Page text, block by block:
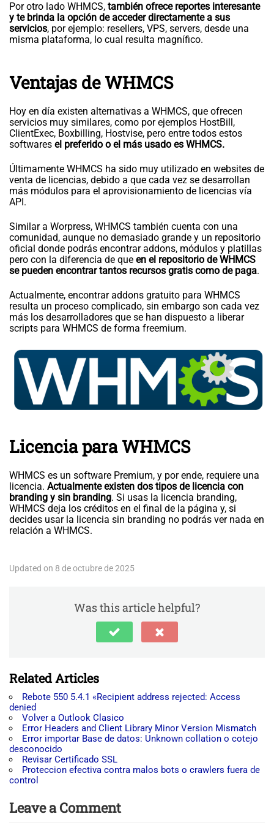
Por otro lado WHMCS, también ofrece reportes interesante
y te brinda la opción de acceder directamente a sus
servicios, por ejemplo: resellers, VPS, servers, desde una
misma plataforma, lo cual resulta magnífico.
Ventajas de WHMCS
Hoy en día existen alternativas a WHMCS, que ofrecen
servicios muy similares, como por ejemplos HostBill,
ClientExec, Boxbilling, Hostvise, pero entre todos estos
softwares el preferido o el más usado es WHMCS.
Últimamente WHMCS ha sido muy utilizado en websites de
venta de licencias, debido a que cada vez se desarrollan
más módulos para el aprovisionamiento de licencias vía
API.
Similar a Worpress, WHMCS también cuenta con una
comunidad, aunque no demasiado grande y un repositorio
oficial donde podrás encontrar addons, módulos y platillas
pero con la diferencia de que en el repositorio de WHMCS
se pueden encontrar tantos recursos gratis como de paga.
Actualmente, encontrar addons gratuito para WHMCS
resulta un proceso complicado, sin embargo son cada vez
más los desarrolladores que se han dispuesto a liberar
scripts para WHMCS de forma freemium.
Licencia para WHMCS
WHMCS es un software Premium, y por ende, requiere una
licencia. Actualmente existen dos tipos de licencia con
branding y sin branding. Si usas la licencia branding,
WHMCS deja los créditos en el final de la página y, si
decides usar la licencia sin branding no podrás ver nada en
relación a WHMCS.
Updated on 8 de octubre de 2025
Was this article helpful?
Related Articles
Rebote 550 5.4.1 «Recipient address rejected: Access
denied
Volver a Outlook Clasico
Error Headers and Client Library Minor Version Mismatch
Error importar Base de datos: Unknown collation o cotejo
desconocido
Revisar Certificado SSL
Proteccion efectiva contra malos bots o crawlers fuera de
control
Leave a Comment